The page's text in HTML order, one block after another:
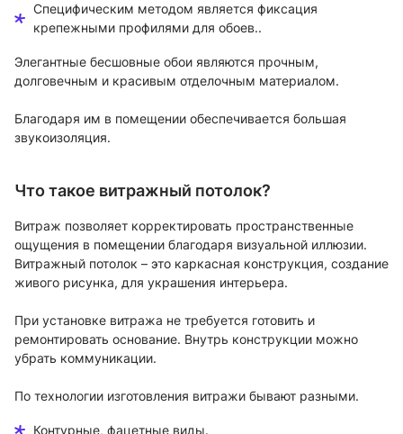
Специфическим методом является фиксация
крепежными профилями для обоев..
Элегантные бесшовные обои являются прочным,
долговечным и красивым отделочным материалом.
Благодаря им в помещении обеспечивается большая
звукоизоляция.
Что такое витражный потолок?
Витраж позволяет корректировать пространственные
ощущения в помещении благодаря визуальной иллюзии.
Витражный потолок – это каркасная конструкция, создание
живого рисунка, для украшения интерьера.
При установке витража не требуется готовить и
ремонтировать основание. Внутрь конструкции можно
убрать коммуникации.
По технологии изготовления витражи бывают разными.
Контурные, фацетные виды.